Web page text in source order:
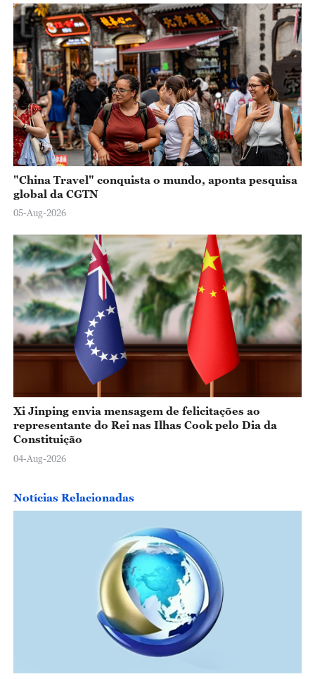
"China Travel" conquista o mundo, aponta pesquisa
global da CGTN
05-Aug-2026
Xi Jinping envia mensagem de felicitações ao
representante do Rei nas Ilhas Cook pelo Dia da
Constituição
04-Aug-2026
Notícias Relacionadas